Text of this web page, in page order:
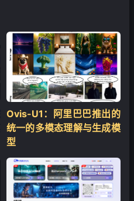
Ovis-U1：阿里巴巴推出的
统一的多模态理解与生成模
型